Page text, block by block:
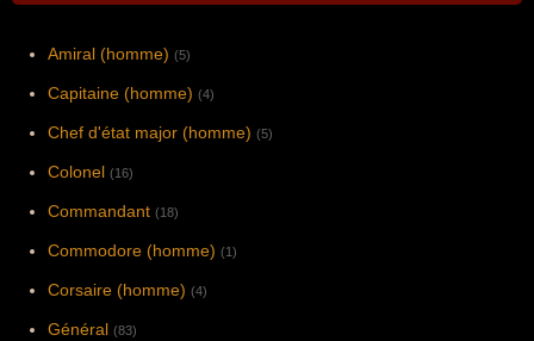
Amiral (homme) (5)
Capitaine (homme) (4)
Chef d'état major (homme) (5)
Colonel (16)
Commandant (18)
Commodore (homme) (1)
Corsaire (homme) (4)
Général (83)